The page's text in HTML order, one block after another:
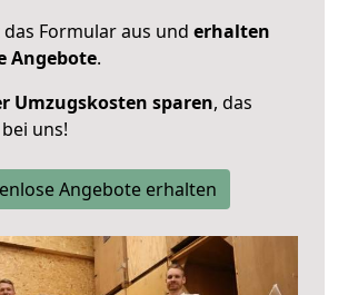
das Formular aus und erhalten
Angebote.
Umzugskosten sparen, das
uns!
Angebote erhalten